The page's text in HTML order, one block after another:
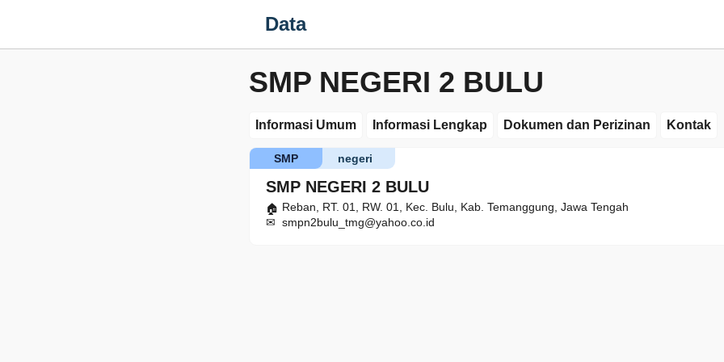
Data
SMP NEGERI 2 BULU
Informasi Umum Informasi Lengkap Dokumen dan Perizinan Kontak
SMP NEGERI 2 BULU
negeri
SMP
Reban, RT. 01, RW. 01, Kec. Bulu, Kab. Temanggung, Jawa Tengah
smpn2bulu_tmg@yahoo.co.id